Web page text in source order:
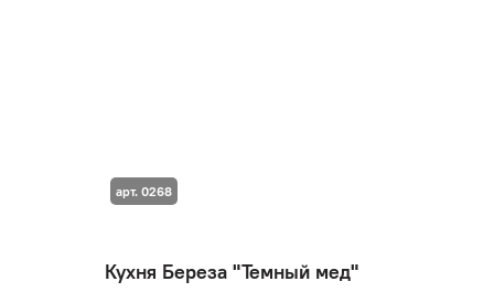
Кухня Береза "Темный мед"
арт. 0268